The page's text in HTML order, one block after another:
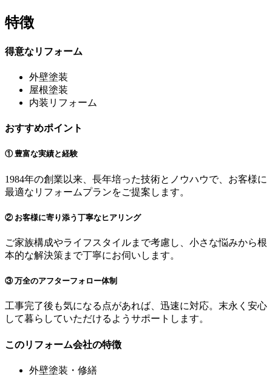
特徴
得意なリフォーム
外壁塗装
屋根塗装
内装リフォーム
おすすめポイント
① 豊富な実績と経験
1984年の創業以来、長年培った技術とノウハウで、お客様に
最適なリフォームプランをご提案します。
② お客様に寄り添う丁寧なヒアリング
ご家族構成やライフスタイルまで考慮し、小さな悩みから根
本的な解決策まで丁寧にお伺いします。
③ 万全のアフターフォロー体制
工事完了後も気になる点があれば、迅速に対応。末永く安心
して暮らしていただけるようサポートします。
このリフォーム会社の特徴
外壁塗装・修繕